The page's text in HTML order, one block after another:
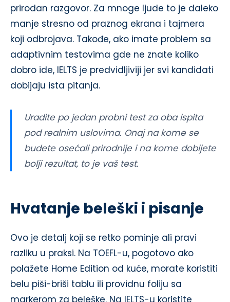
prirodan razgovor. Za mnoge ljude to je daleko
manje stresno od praznog ekrana i tajmera
koji odbrojava. Takođe, ako imate problem sa
adaptivnim testovima gde ne znate koliko
dobro ide, IELTS je predvidljiviji jer svi kandidati
dobijaju ista pitanja.
Uradite po jedan probni test za oba ispita
pod realnim uslovima. Onaj na kome se
budete osećali prirodnije i na kome dobijete
bolji rezultat, to je vaš test.
Hvatanje beleški i pisanje
Ovo je detalj koji se retko pominje ali pravi
razliku u praksi. Na TOEFL-u, pogotovo ako
polažete Home Edition od kuće, morate koristiti
belu piši-briši tablu ili providnu foliju sa